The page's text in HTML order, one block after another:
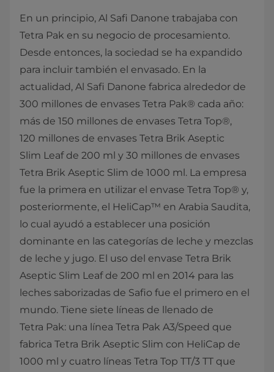
En un principio, Al Safi Danone trabajaba con
Tetra Pak en su negocio de procesamiento.
Desde entonces, la sociedad se ha expandido
para incluir también el envasado. En la
actualidad, Al Safi Danone fabrica alrededor de
300 millones de envases Tetra Pak® cada año:
más de 150 millones de envases Tetra Top®,
120 millones de envases Tetra Brik Aseptic
Slim Leaf de 200 ml y 30 millones de envases
Tetra Brik Aseptic Slim de 1000 ml. La empresa
fue la primera en utilizar el envase Tetra Top® y,
posteriormente, el HeliCap™ en Arabia Saudita,
lo cual ayudó a establecer una posición
dominante en las categorías de leche y mezclas
de leche y jugo. El uso del envase Tetra Brik
Aseptic Slim Leaf de 200 ml en 2014 para las
leches saborizadas de Safio fue el primero en el
mundo. Tiene siete líneas de llenado de
Tetra Pak: una línea Tetra Pak A3/Speed que
fabrica Tetra Brik Aseptic Slim con HeliCap de
1000 ml y cuatro líneas Tetra Top TT/3 TT que